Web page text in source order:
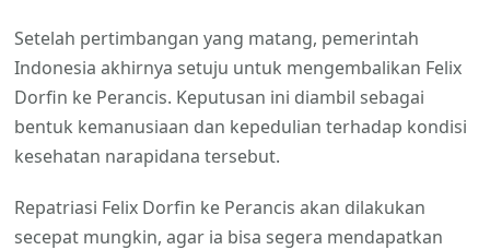
Setelah pertimbangan yang matang, pemerintah
Indonesia akhirnya setuju untuk mengembalikan Felix
Dorfin ke Perancis. Keputusan ini diambil sebagai
bentuk kemanusiaan dan kepedulian terhadap kondisi
kesehatan narapidana tersebut.
Repatriasi Felix Dorfin ke Perancis akan dilakukan
secepat mungkin, agar ia bisa segera mendapatkan